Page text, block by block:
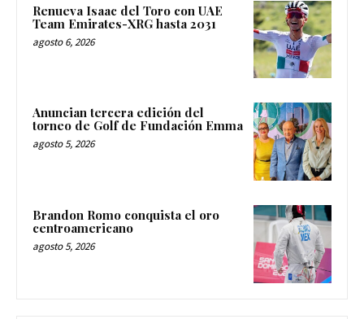
Renueva Isaac del Toro con UAE
Team Emirates-XRG hasta 2031
agosto 6, 2026
Anuncian tercera edición del
torneo de Golf de Fundación Emma
agosto 5, 2026
Brandon Romo conquista el oro
centroamericano
agosto 5, 2026